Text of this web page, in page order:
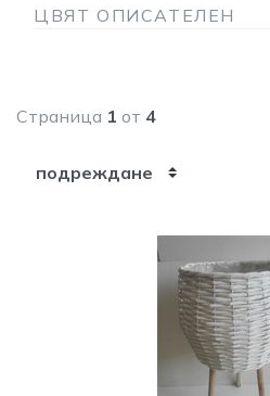
ЦВЯТ ОПИСАТЕЛЕН
Страница 1 от 4
подреждане